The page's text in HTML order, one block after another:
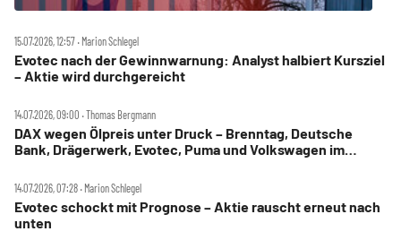
15.07.2026, 12:57 ‧ Marion Schlegel
Evotec nach der Gewinnwarnung: Analyst halbiert Kursziel
– Aktie wird durchgereicht
14.07.2026, 09:00 ‧ Thomas Bergmann
DAX wegen Ölpreis unter Druck – Brenntag, Deutsche
Bank, Drägerwerk, Evotec, Puma und Volkswagen im
14.07.2026, 07:28 ‧ Marion Schlegel
Evotec schockt mit Prognose – Aktie rauscht erneut nach
unten